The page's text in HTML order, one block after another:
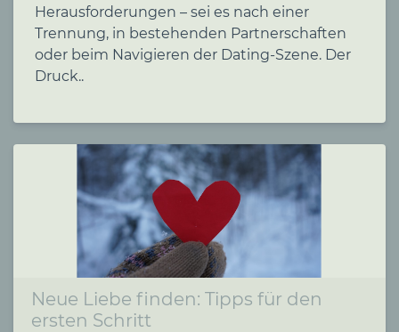
Herausforderungen – sei es nach einer
Trennung, in bestehenden Partnerschaften
oder beim Navigieren der Dating-Szene. Der
Druck..
Neue Liebe finden: Tipps für den
ersten Schritt